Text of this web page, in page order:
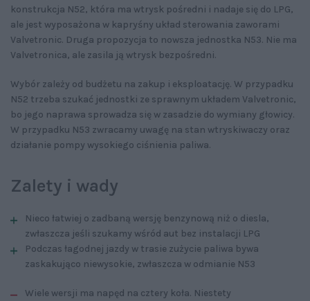
konstrukcja N52, która ma wtrysk pośredni i nadaje się do LPG,
ale jest wyposażona w kapryśny układ sterowania zaworami
Valvetronic. Druga propozycja to nowsza jednostka N53. Nie ma
Valvetronica, ale zasila ją wtrysk bezpośredni.
Wybór zależy od budżetu na zakup i eksploatację. W przypadku
N52 trzeba szukać jednostki ze sprawnym układem Valvetronic,
bo jego naprawa sprowadza się w zasadzie do wymiany głowicy.
W przypadku N53 zwracamy uwagę na stan wtryskiwaczy oraz
działanie pompy wysokiego ciśnienia paliwa.
Zalety i wady
Nieco łatwiej o zadbaną wersję benzynową niż o diesla,
zwłaszcza jeśli szukamy wśród aut bez instalacji LPG
Podczas łagodnej jazdy w trasie zużycie paliwa bywa
zaskakująco niewysokie, zwłaszcza w odmianie N53
Wiele wersji ma napęd na cztery koła. Niestety